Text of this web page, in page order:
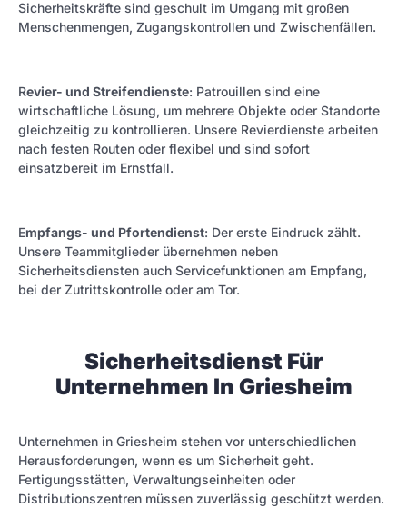
Sicherheitskräfte sind geschult im Umgang mit großen
Menschenmengen, Zugangskontrollen und Zwischenfällen.
Revier- und Streifendienste: Patrouillen sind eine
wirtschaftliche Lösung, um mehrere Objekte oder Standorte
gleichzeitig zu kontrollieren. Unsere Revierdienste arbeiten
nach festen Routen oder flexibel und sind sofort
einsatzbereit im Ernstfall.
Empfangs- und Pfortendienst: Der erste Eindruck zählt.
Unsere Teammitglieder übernehmen neben
Sicherheitsdiensten auch Servicefunktionen am Empfang,
bei der Zutrittskontrolle oder am Tor.
Sicherheitsdienst Für
Unternehmen In Griesheim
Unternehmen in Griesheim stehen vor unterschiedlichen
Herausforderungen, wenn es um Sicherheit geht.
Fertigungsstätten, Verwaltungseinheiten oder
Distributionszentren müssen zuverlässig geschützt werden.